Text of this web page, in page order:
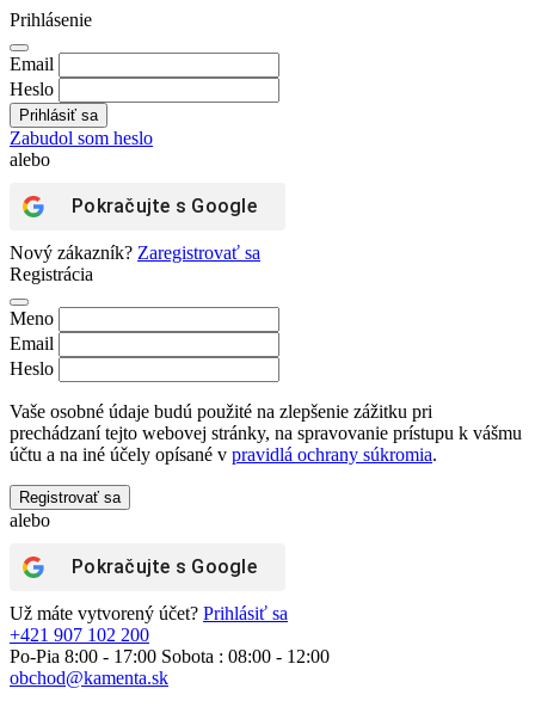
Prihlásenie
Email
Heslo
Zabudol som heslo
alebo
Pokračujte s Google
Nový zákazník? Zaregistrovať sa
Registrácia
Meno
Email
Heslo
Vaše osobné údaje budú použité na zlepšenie zážitku pri
prechádzaní tejto webovej stránky, na spravovanie prístupu k vášmu
účtu a na iné účely opísané v pravidlá ochrany súkromia.
Registrovať sa
alebo
Pokračujte s Google
Už máte vytvorený účet? Prihlásiť sa
+421 907 102 200
Po-Pia 8:00 - 17:00 Sobota : 08:00 - 12:00
obchod@kamenta.sk